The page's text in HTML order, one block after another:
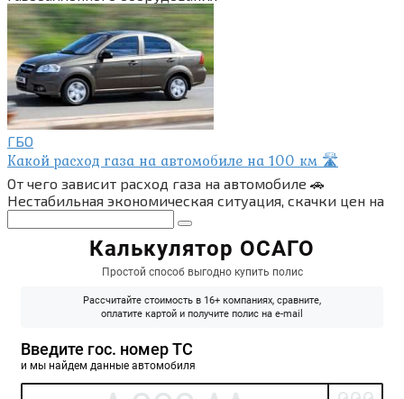
ГБО
Какой расход газа на автомобиле на 100 км 🛣
От чего зависит расход газа на автомобиле 🚗
Нестабильная экономическая ситуация, скачки цен на
Поиск: